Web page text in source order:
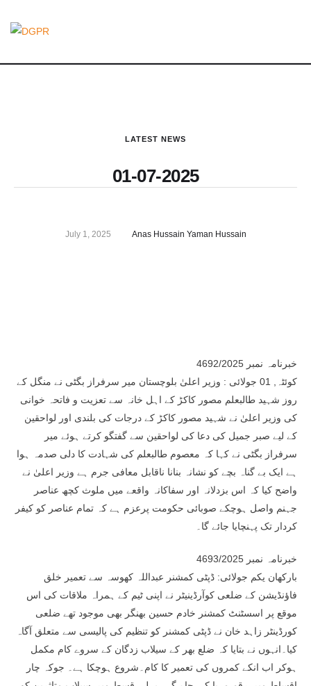
LATEST NEWS
01-07-2025
July 1, 2025 Anas Hussain Yaman Hussain
خبرنامہ نمبر 4692/2025
کوئٹہ, 01 جولائی : وزیر اعلیٰ بلوچستان میر سرفراز بگٹی نے منگل کے
روز شہید طالبعلم مصور کاکڑ کے اہل خانہ سے تعزیت و فاتحہ خوانی
کی وزیر اعلیٰ نے شہید مصور کاکڑ کے درجات کی بلندی اور لواحقین
کے لیے صبر جمیل کی دعا کی لواحقین سے گفتگو کرتے ہوئے میر
سرفراز بگٹی نے کہا کہ معصوم طالبعلم کی شہادت کا دلی صدمہ ہوا
ہے ایک بے گناہ بچے کو نشانہ بنانا ناقابل معافی جرم ہے وزیر اعلیٰ نے
واضح کیا کہ اس بزدلانہ اور سفاکانہ واقعے میں ملوث کچھ عناصر
جہنم واصل ہوچکے صوبائی حکومت پرعزم ہے کہ تمام عناصر کو کیفر
کردار تک پہنچایا جائے گا۔
خبرنامہ نمبر 4693/2025
بارکھان یکم جولائی: ڈپٹی کمشنر عبداللہ کھوسہ سے تعمیر خلق
فاؤنڈیشن کے ضلعی کوآرڈینیٹر نے اپنی ٹیم کے ہمراہ ملاقات کی اس
موقع پر اسسٹنٹ کمشنر خادم حسین بھنگر بھی موجود تھے ضلعی
کورڈینٹر زاہد خان نے ڈپٹی کمشنر کو تنظیم کی پالیسی سے متعلق آگاہ
کیا۔انہوں نے بتایا کہ ضلع بھر کے سیلاب زدگان کے سروے کام مکمل
ہوکر اب انکے کمروں کی تعمیر کا کام۔شروع ہوچکا ہے۔ جوکہ چار